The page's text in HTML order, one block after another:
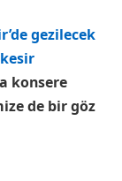
gezilecek
konsere
de bir göz